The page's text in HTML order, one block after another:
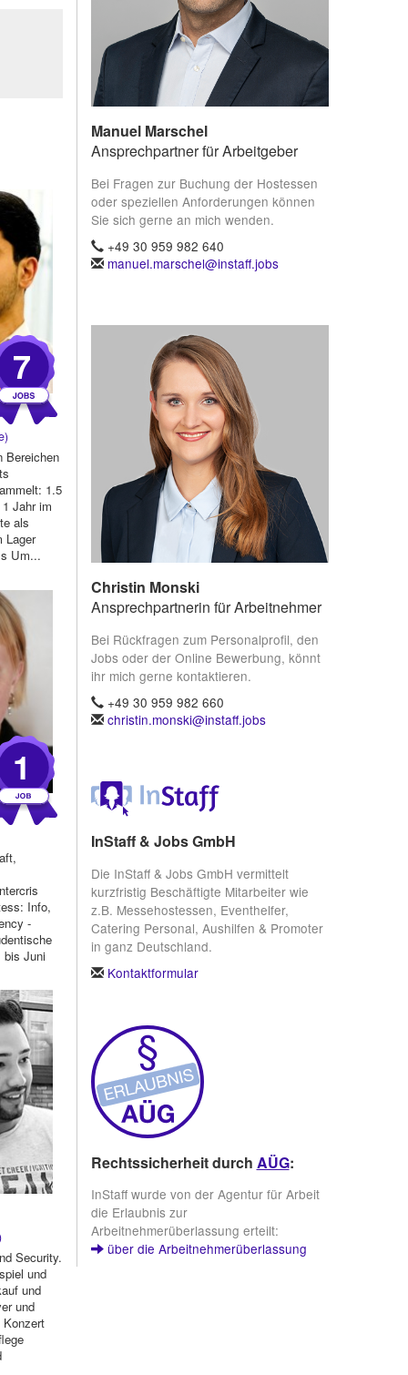
7
Bereichen
1.5
Jahr im
als
Lager
Um...
1
Info,
-
bis Juni
Security.
und
und
und
Konzert
Manuel Marschel
Ansprechpartner für Arbeitgeber
Bei Fragen zur Buchung der Hostessen
oder speziellen Anforderungen können
Sie sich gerne an mich wenden.
+49 30 959 982 640
manuel.marschel@instaff.jobs
Christin Monski
Ansprechpartnerin für Arbeitnehmer
Bei Rückfragen zum Personalprofil, den
Jobs oder der Online Bewerbung, könnt
ihr mich gerne kontaktieren.
+49 30 959 982 660
christin.monski@instaff.jobs
InStaff & Jobs GmbH
Die InStaff & Jobs GmbH vermittelt
kurzfristig Beschäftigte Mitarbeiter wie
z.B. Messehostessen, Eventhelfer,
Catering Personal, Aushilfen & Promoter
in ganz Deutschland.
Kontaktformular
Rechtssicherheit durch AÜG:
InStaff wurde von der Agentur für Arbeit
die Erlaubnis zur
Arbeitnehmerüberlassung erteilt:
über die Arbeitnehmerüberlassung